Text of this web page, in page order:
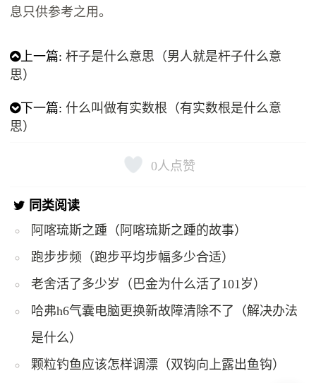
息只供参考之用。
上一篇:杆子是什么意思（男人就是杆子什么意
思）
下一篇:什么叫做有实数根（有实数根是什么意
思）
0人点赞
同类阅读
阿喀琉斯之踵（阿喀琉斯之踵的故事）
跑步步频（跑步平均步幅多少合适）
老舍活了多少岁（巴金为什么活了101岁）
哈弗h6气囊电脑更换新故障清除不了（解决办法
是什么）
颗粒钓鱼应该怎样调漂（双钩向上露出鱼钩）